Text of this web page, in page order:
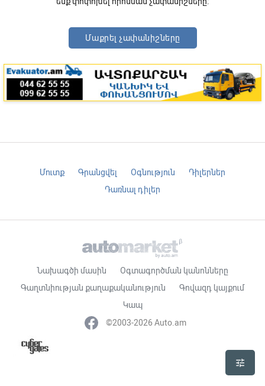

Մաքրել չափանիշները
Մուտք Գրանցվել Օգնություն
Դիլերներ
Դառնալ դիլեր
Նախագծի մասին
Օգտագործման կանոնները
Գաղտնիության քաղաքականություն
Գովազդ կայքում
Կապ
©2003-2026 Auto.am